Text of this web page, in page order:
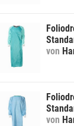
von
von